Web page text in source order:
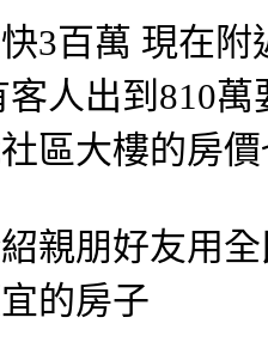
3百萬 現在
客人出到810
區大樓的房
親朋好友用
的房子